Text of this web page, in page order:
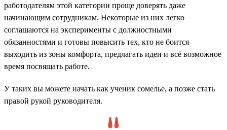
работодателям этой категории проще доверять даже
начинающим сотрудникам. Некоторые из них легко
соглашаются на эксперименты с должностными
обязанностями и готовы повысить тех, кто не боится
выходить из зоны комфорта, предлагать идеи и всё возможное
время посвящать работе.
У таких вы можете начать как ученик сомелье, а позже стать
правой рукой руководителя.